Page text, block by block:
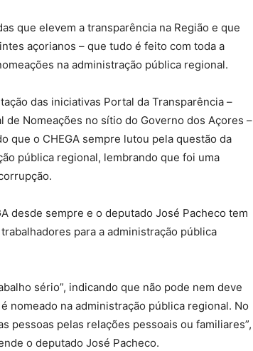
que elevem a transparência na Região e que
açorianos – que tudo é feito com toda a
na administração pública regional.
das iniciativas Portal da Transparência –
de Nomeações no sítio do Governo dos Açores –
que o CHEGA sempre lutou pela questão da
pública regional, lembrando que foi uma
desde sempre e o deputado José Pacheco tem
para a administração pública
sério”, indicando que não pode nem deve
nomeado na administração pública regional. No
pessoas pelas relações pessoais ou familiares”,
o deputado José Pacheco.